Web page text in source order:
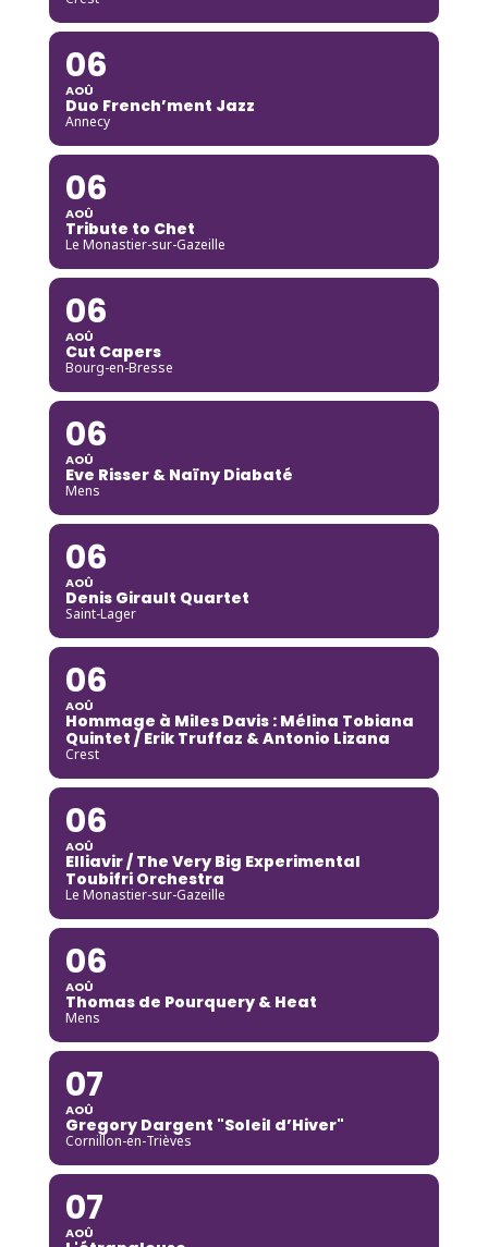
06
AOÛ
Duo French’ment Jazz
Annecy
06
AOÛ
Tribute to Chet
Le Monastier-sur-Gazeille
06
AOÛ
Cut Capers
Bourg-en-Bresse
06
AOÛ
Eve Risser & Naïny Diabaté
Mens
06
AOÛ
Denis Girault Quartet
Saint-Lager
06
AOÛ
Hommage à Miles Davis : Mélina Tobiana
Quintet / Erik Truffaz & Antonio Lizana
Crest
06
AOÛ
Elliavir / The Very Big Experimental
Toubifri Orchestra
Le Monastier-sur-Gazeille
06
AOÛ
Thomas de Pourquery & Heat
Mens
07
AOÛ
Gregory Dargent "Soleil d’Hiver"
Cornillon-en-Trièves
07
AOÛ